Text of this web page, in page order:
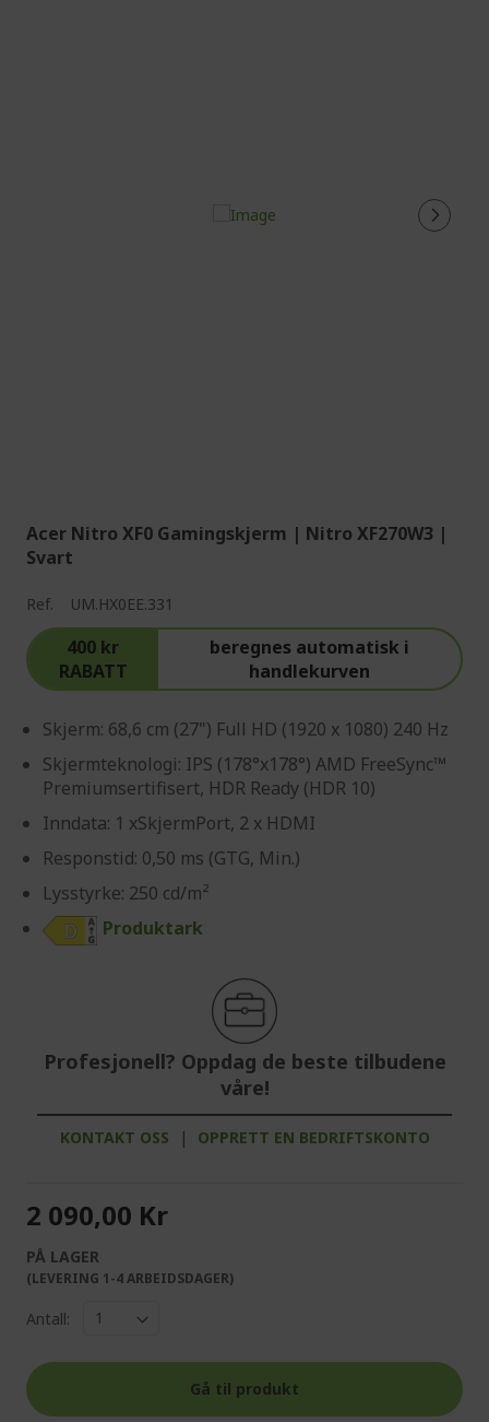
Acer Nitro XF0 Gamingskjerm | Nitro XF270W3 |
Svart
Ref. UM.HX0EE.331
400 kr
RABATT
beregnes automatisk i
handlekurven
Skjerm: 68,6 cm (27") Full HD (1920 x 1080) 240 Hz
Skjermteknologi: IPS (178°x178°) AMD FreeSync™
Premiumsertifisert, HDR Ready (HDR 10)
Inndata: 1 xSkjermPort, 2 x HDMI
Responstid: 0,50 ms (GTG, Min.)
Lysstyrke: 250 cd/m²
Produktark
Profesjonell? Oppdag de beste tilbudene
våre!
KONTAKT OSS | OPPRETT EN BEDRIFTSKONTO
2 090,00 Kr
PÅ LAGER
(LEVERING 1-4 ARBEIDSDAGER)
Antall:
Gå til produkt